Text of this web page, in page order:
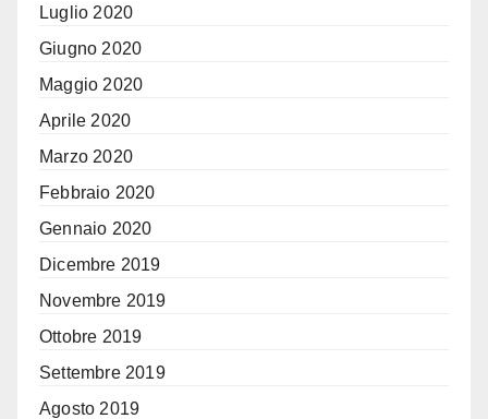
Luglio 2020
Giugno 2020
Maggio 2020
Aprile 2020
Marzo 2020
Febbraio 2020
Gennaio 2020
Dicembre 2019
Novembre 2019
Ottobre 2019
Settembre 2019
Agosto 2019